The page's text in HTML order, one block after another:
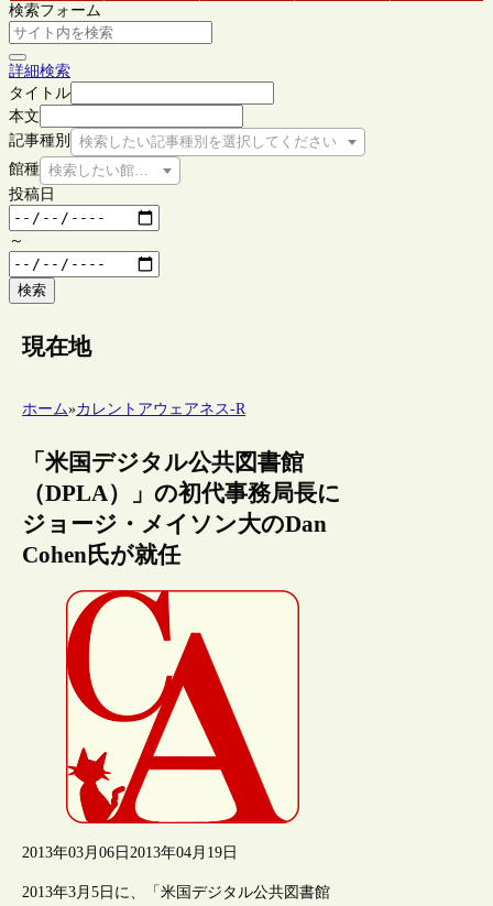
検索フォーム
詳細検索
タイトル
本文
記事種別
検索したい記事種別を選択してください
館種 検索したい館種を選択してください
投稿日
～
検索
現在地
ホーム»カレントアウェアネス-R
「米国デジタル公共図書館
（DPLA）」の初代事務局長に
ジョージ・メイソン大のDan
Cohen氏が就任
2013年03月06日 2013年04月19日
2013年3月5日に、「米国デジタル公共図書館